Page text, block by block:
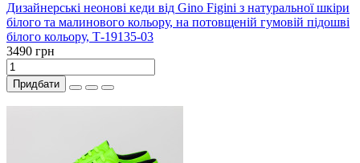
Дизайнерські неонові кеди від Gino Figini з натуральної шкіри
білого та малинового кольору, на потовщеній гумовій підошві
білого кольору, Т-19135-03
3490 грн
Придбати